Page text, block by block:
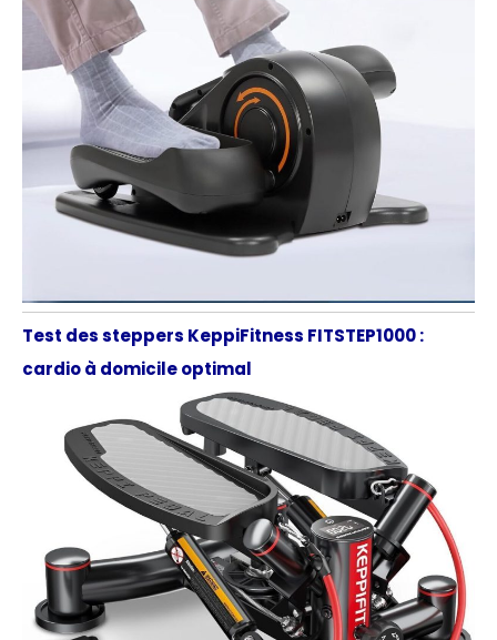
Test des steppers KeppiFitness FITSTEP1000 :
cardio à domicile optimal